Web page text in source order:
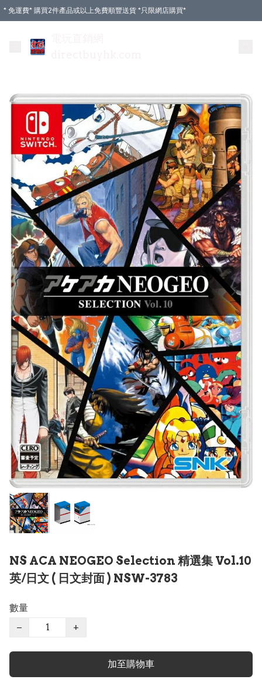
* 免運費* 購買2件產品或以上免費順豐送貨 *只限網店購買*
NS ACA NEOGEO Selection 精選集 Vol.10
英/日文 ( 日文封面 ) NSW-3783
數量
−
+
加至購物車